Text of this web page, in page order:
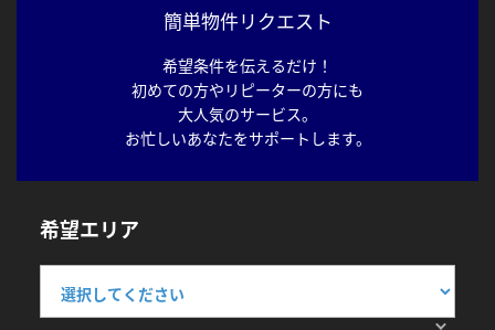
簡単物件リクエスト
希望条件を伝えるだけ！
初めての方やリピーターの方にも
大人気のサービス。
お忙しいあなたをサポートします。
希望エリア